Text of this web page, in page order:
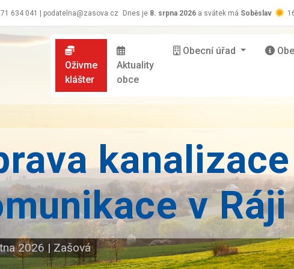
634 041 | podatelna@zasova.cz Dnes je 8. srpna 2026 a svátek má Soběslav
Oživme
klášter
Aktuality
obce
Obecní úřad
v Ráji
2026 | Zašová